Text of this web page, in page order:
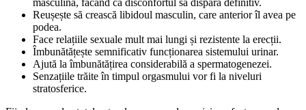
masculină, făcând ca disconfortul să dispară definitiv.
Reușește să crească libidoul masculin, care anterior îl avea pe
podea.
Face relațiile sexuale mult mai lungi și rezistente la erecții.
Îmbunătățește semnificativ funcționarea sistemului urinar.
Ajută la îmbunătățirea considerabilă a spermatogenezei.
Senzațiile trăite în timpul orgasmului vor fi la niveluri
stratosferice.